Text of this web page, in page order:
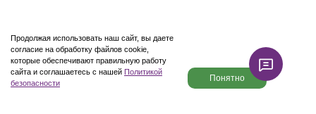
лечебный корм для собакибез консультации
ветеринара - риск для здоровья питомца.
Лечебный корм для собак ЖКТ:
0
Продолжая использовать наш сайт, вы даете
согласие на обработку файлов cookie,
которые обеспечивают правильную работу
сайта и соглашаетесь с нашей Политикой
безопасности
Понятно